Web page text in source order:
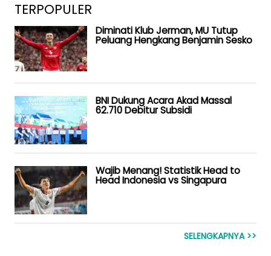
TERPOPULER
Diminati Klub Jerman, MU Tutup
Peluang Hengkang Benjamin Sesko
BNI Dukung Acara Akad Massal
62.710 Debitur Subsidi
Wajib Menang! Statistik Head to
Head Indonesia vs Singapura
SELENGKAPNYA >>